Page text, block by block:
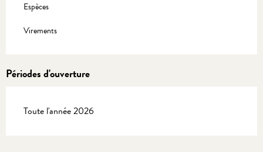
Espèces
Virements
Périodes d'ouverture
Toute l'année 2026